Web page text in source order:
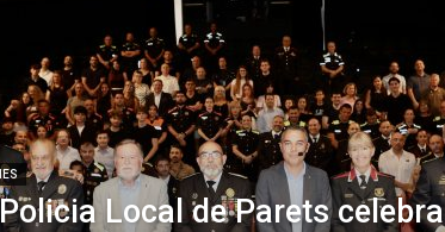
Local de Parets celebra